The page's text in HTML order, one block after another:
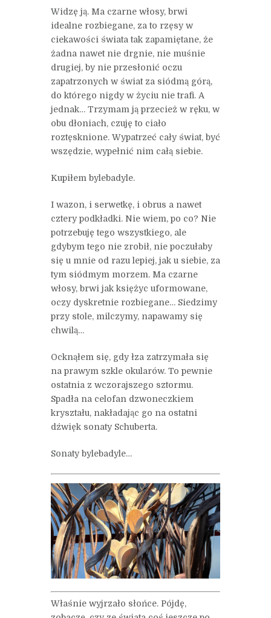
Widzę ją. Ma czarne włosy, brwi
idealne rozbiegane, za to rzęsy w
ciekawości świata tak zapamiętane, że
żadna nawet nie drgnie, nie muśnie
drugiej, by nie przesłonić oczu
zapatrzonych w świat za siódmą górą,
do którego nigdy w życiu nie trafi. A
jednak… Trzymam ją przecież w ręku, w
obu dłoniach, czuję to ciało
roztęsknione. Wypatrzeć cały świat, być
wszędzie, wypełnić nim całą siebie.
Kupiłem bylebadyle.
I wazon, i serwetkę, i obrus a nawet
cztery podkładki. Nie wiem, po co? Nie
potrzebuję tego wszystkiego, ale
gdybym tego nie zrobił, nie poczułaby
się u mnie od razu lepiej, jak u siebie, za
tym siódmym morzem. Ma czarne
włosy, brwi jak księżyc uformowane,
oczy dyskretnie rozbiegane… Siedzimy
przy stole, milczymy, napawamy się
chwilą…
Ocknąłem się, gdy łza zatrzymała się
na prawym szkle okularów. To pewnie
ostatnia z wczorajszego sztormu.
Spadła na celofan dzwoneczkiem
kryształu, nakładając go na ostatni
dźwięk sonaty Schuberta.
Sonaty bylebadyle…
Właśnie wyjrzało słońce. Pójdę,